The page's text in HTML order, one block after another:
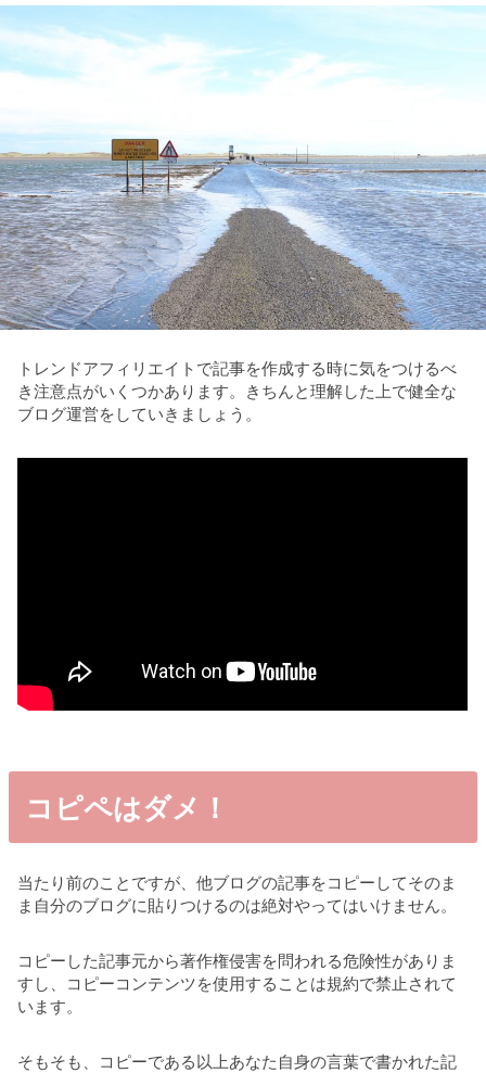
トレンドアフィリエイトで記事を作成する時に気をつけるべ
き注意点がいくつかあります。きちんと理解した上で健全な
ブログ運営をしていきましょう。
コピペはダメ！
当たり前のことですが、他ブログの記事をコピーしてそのま
ま自分のブログに貼りつけるのは絶対やってはいけません。
コピーした記事元から著作権侵害を問われる危険性がありま
すし、コピーコンテンツを使用することは規約で禁止されて
います。
そもそも、コピーである以上あなた自身の言葉で書かれた記